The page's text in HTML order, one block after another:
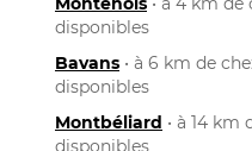
disponibles
Bavans • à 6 km de
disponibles
Montbéliard • à 14 km
disponibles